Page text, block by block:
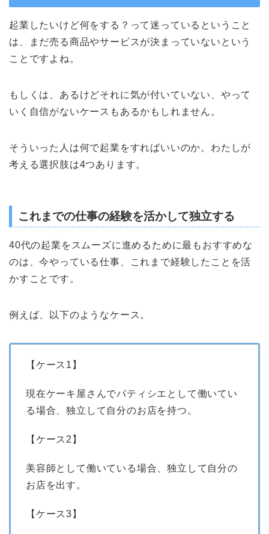
起業したいけど何をする？って迷っているということ
は、まだ売る商品やサービスが決まっていないという
ことですよね。
もしくは、あるけどそれに気が付いていない、やって
いく自信がないケースもあるかもしれません。
そういった人は何で起業をすればいいのか。わたしが
考える選択肢は4つあります。
これまでの仕事の経験を活かして独立する
40代の起業をスムーズに進めるために最もおすすめな
のは、今やっている仕事、これまで経験したことを活
かすことです。
例えば、以下のようなケース。
【ケース1】
現在ケーキ屋さんでパティシエとして働いてい
る場合、独立して自分のお店を持つ。
【ケース2】
美容師として働いている場合、独立して自分の
お店を出す。
【ケース3】